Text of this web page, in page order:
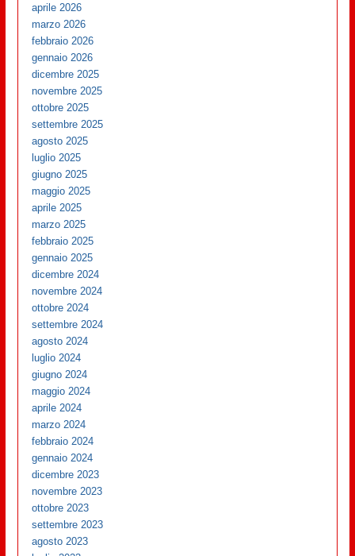
aprile 2026
marzo 2026
febbraio 2026
gennaio 2026
dicembre 2025
novembre 2025
ottobre 2025
settembre 2025
agosto 2025
luglio 2025
giugno 2025
maggio 2025
aprile 2025
marzo 2025
febbraio 2025
gennaio 2025
dicembre 2024
novembre 2024
ottobre 2024
settembre 2024
agosto 2024
luglio 2024
giugno 2024
maggio 2024
aprile 2024
marzo 2024
febbraio 2024
gennaio 2024
dicembre 2023
novembre 2023
ottobre 2023
settembre 2023
agosto 2023